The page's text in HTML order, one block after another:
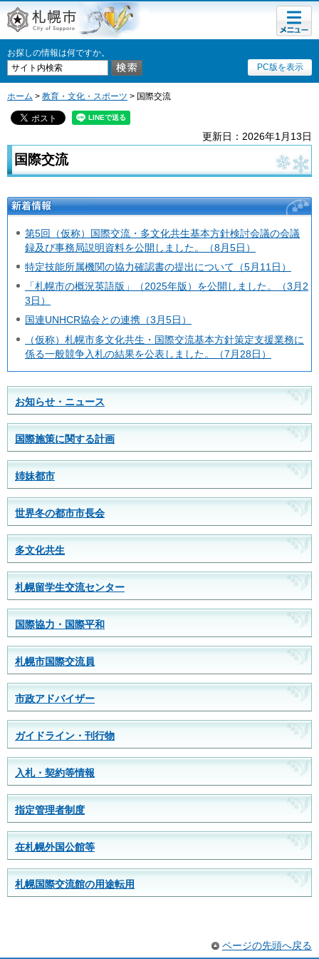
札幌市
お探しの情報は何ですか。
PC版を表示
メニュ
ー
ホーム > 教育・文化・スポーツ > 国際交流
更新日：2026年1月13日
国際交流
新着情報
第5回（仮称）国際交流・多文化共生基本方針検討会議の会議
録及び事務局説明資料を公開しました。（8月5日）
特定技能所属機関の協力確認書の提出について（5月11日）
「札幌市の概況英語版」（2025年版）を公開しました。（3月2
3日）
国連UNHCR協会との連携（3月5日）
（仮称）札幌市多文化共生・国際交流基本方針策定支援業務に
係る一般競争入札の結果を公表しました。（7月28日）
お知らせ・ニュース
国際施策に関する計画
姉妹都市
世界冬の都市市長会
多文化共生
札幌留学生交流センター
国際協力・国際平和
札幌市国際交流員
市政アドバイザー
ガイドライン・刊行物
入札・契約等情報
指定管理者制度
在札幌外国公館等
札幌国際交流館の用途転用
ページの先頭へ戻る